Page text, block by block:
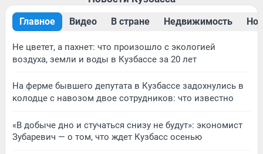
Главное Видео В стране Недвижимость
Не цветет, а пахнет: что произошло с экологией
воздуха, земли и воды в Кузбассе за 20 лет
На ферме бывшего депутата в Кузбассе задохнулись в
колодце с навозом двое сотрудников: что известно
«В добыче дно и стучаться снизу не будут»: экономист
Зубаревич — о том, что ждет Кузбасс осенью